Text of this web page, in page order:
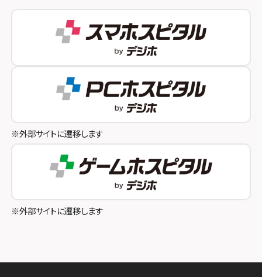
スマホスピタル 自由が丘
スマホスピタルオリナス錦糸町
スマホスピタル テルル成増
スマホスピタル池袋
スマホスピタル八王子
スマホスピタル町田
スマホスピタル吉祥寺
スマホスピタル立川
スマホスピタル by デジホ 姫路キャスパ
スマホスピタル伊丹
スマホスピタル奈良生駒
スマホスピタル和歌山
※外部サイトに遷移します
※外部サイトに遷移します